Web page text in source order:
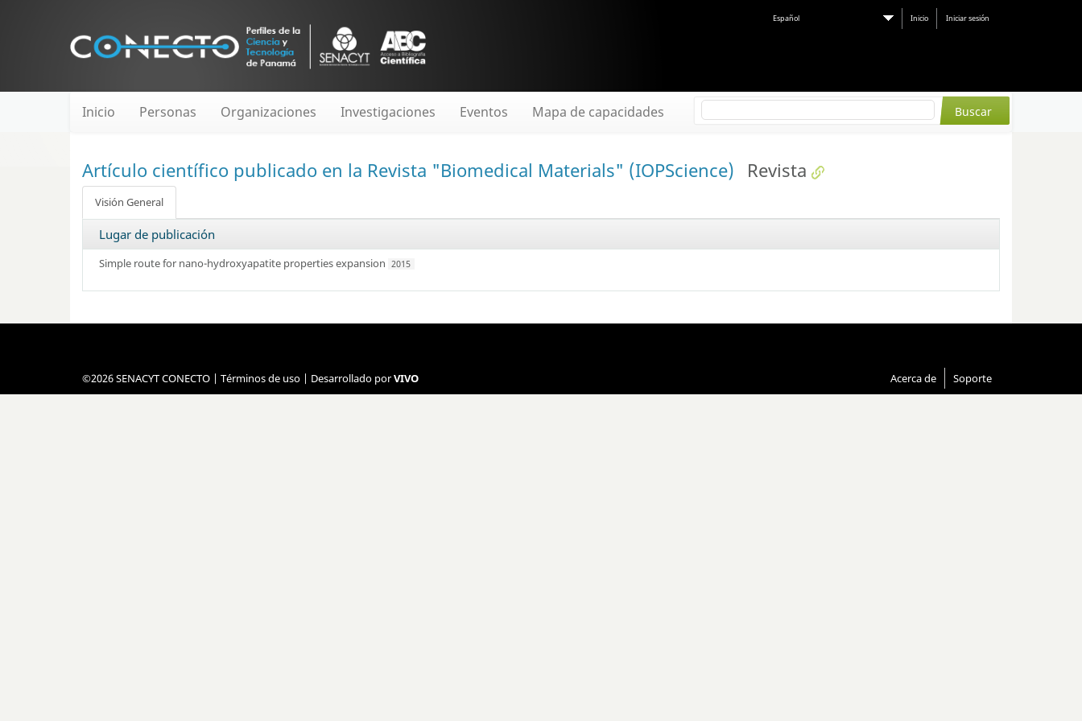
Español Inicio Iniciar sesión
Inicio Personas Organizaciones Investigaciones Eventos Mapa de capacidades
Artículo científico publicado en la Revista "Biomedical Materials" (IOPScience) Revista
Visión General
Lugar de publicación
Simple route for nano-hydroxyapatite properties expansion 2015
©2026 SENACYT CONECTO | Términos de uso | Desarrollado porVIVO Acerca de Soporte